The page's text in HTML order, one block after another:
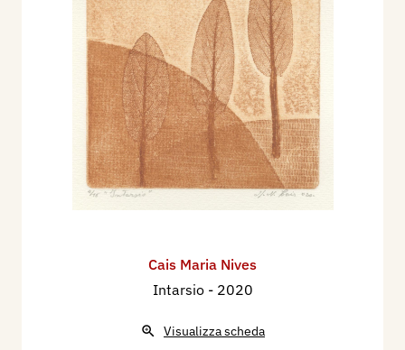
Cais Maria Nives
Intarsio - 2020
Visualizza scheda